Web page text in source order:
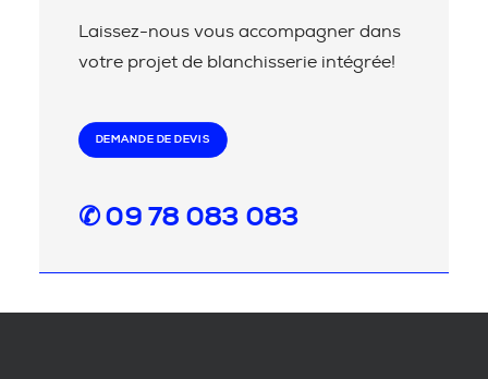
Laissez-nous vous accompagner dans
votre projet de blanchisserie intégrée!
DEMANDE DE DEVIS
✆ 09 78 083 083